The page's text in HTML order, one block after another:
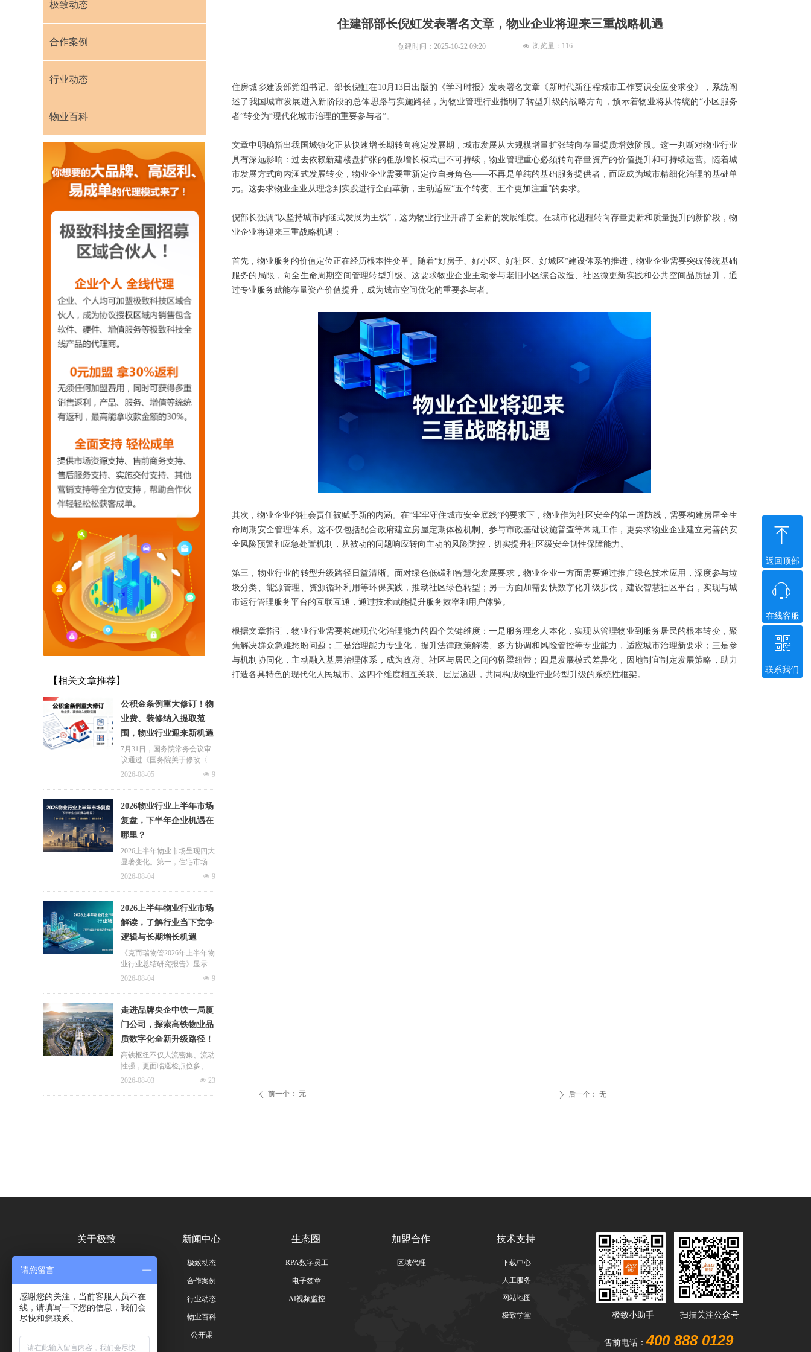
住建部部长倪虹发表署名文章，物业企业将迎来三重战略机遇
住房城乡建设部党组书记、部长倪虹在10月13日出版的《学习时报》发表署名文章《新时代新征程城市工作要识变应变求变》，系统阐
述了我国城市发展进入新阶段的总体思路与实施路径，为物业管理行业指明了转型升级的战略方向，预示着物业将从传统的“小区服务
者”转变为“现代化城市治理的重要参与者”。
文章中明确指出我国城镇化正从快速增长期转向稳定发展期，城市发展从大规模增量扩张转向存量提质增效阶段。这一判断对物业行业
具有深远影响：过去依赖新建楼盘扩张的粗放增长模式已不可持续，物业管理重心必须转向存量资产的价值提升和可持续运营。随着城
市发展方式向内涵式发展转变，物业企业需要重新定位自身角色——不再是单纯的基础服务提供者，而应成为城市精细化治理的基础单
元。这要求物业企业从理念到实践进行全面革新，主动适应“五个转变、五个更加注重”的要求。
倪部长强调“以坚持城市内涵式发展为主线”，这为物业行业开辟了全新的发展维度。在城市化进程转向存量更新和质量提升的新阶段，物
业企业将迎来三重战略机遇：
首先，物业服务的价值定位正在经历根本性变革。随着“好房子、好小区、好社区、好城区”建设体系的推进，物业企业需要突破传统基础
服务的局限，向全生命周期空间管理转型升级。这要求物业企业主动参与老旧小区综合改造、社区微更新实践和公共空间品质提升，通
过专业服务赋能存量资产价值提升，成为城市空间优化的重要参与者。
其次，物业企业的社会责任被赋予新的内涵。在“牢牢守住城市安全底线”的要求下，物业作为社区安全的第一道防线，需要构建房屋全生
命周期安全管理体系。这不仅包括配合政府建立房屋定期体检机制、参与市政基础设施普查等常规工作，更要求物业企业建立完善的安
全风险预警和应急处置机制，从被动的问题响应转向主动的风险防控，切实提升社区级安全韧性保障能力。
第三，物业行业的转型升级路径日益清晰。面对绿色低碳和智慧化发展要求，物业企业一方面需要通过推广绿色技术应用，深度参与垃
圾分类、能源管理、资源循环利用等环保实践，推动社区绿色转型；另一方面加需要快数字化升级步伐，建设智慧社区平台，实现与城
市运行管理服务平台的互联互通，通过技术赋能提升服务效率和用户体验。
根据文章指引，物业行业需要构建现代化治理能力的四个关键维度：一是服务理念人本化，实现从管理物业到服务居民的根本转变，聚
焦解决群众急难愁盼问题；二是治理能力专业化，提升法律政策解读、多方协调和风险管控等专业能力，适应城市治理新要求；三是参
与机制协同化，主动融入基层治理体系，成为政府、社区与居民之间的桥梁纽带；四是发展模式差异化，因地制宜制定发展策略，助力
打造各具特色的现代化人民城市。这四个维度相互关联、层层递进，共同构成物业行业转型升级的系统性框架。
创建时间： 2025-10-22 09:20
ꄴ 前一个： 无 ꄲ 后一个： 无
极致动态
合作案例
行业动态
物业百科
넶 浏览量： 116
【相关文章推荐】
公积金条例重大修订！物
业费、装修纳入提取范
围，物业行业迎来新机遇
7月31日，国务院常务会议审
议通过《国务院关于修改〈住
房公积金管理条例〉的决定
景迎来历史性扩容。提取情形
由原有6种拓展至9种，新增装
修自住住房、支付自住住房物
业费两大民生场景，同时设置
兜底条款支持其他合规住房消
费。这项顶层政策调整，不仅
惠及亿万缴存职工，也将深度
业。
넶 9
2026-08-05
2026物业行业上半年市场
复盘，下半年企业机遇在
哪里？
2026上半年物业市场呈现四大
显著变化。第一，住宅市场全
面进入存量化周期，老旧小区
零散老旧小区运营成本高、单
独经营难以盈利，连片整合、
片区化托管成为主流模式，政
企协同搭建长效运营机制，依
托社区增值服务反哺基础物业
服务，形成可持续经营闭环。
넶 9
2026-08-04
2026上半年物业行业市场
解读，了解行业当下竞争
逻辑与长期增长机遇
《克而瑞物管2026年上半年物
业行业总结研究报告》显示，
新房交付规模持续收缩，存量
最大课题。以上海为标杆，全
国超16座城市落地团购物业、
连片治理、政企协同新模式，
破解小区体量小、收费低、运
营亏损、无人接管难题。
넶 9
2026-08-04
走进品牌央企中铁一局厦
门公司，探索高铁物业品
质数字化全新升级路径！
高铁枢纽不仅人流密集、流动
性强，更面临巡检点位多、频
次高、覆盖广、标准严等多重
厦门公司的实际运营情况，为
工单等状态，并智能督办超时
넶 23
2026-08-03
区域代理
极致动态
合作案例
行业动态
物业百科
公开课
联系我们
关于极致 新闻中心 生态圈 加盟合作 技术支持
极致小助手 扫描关注公众号
售前电话：400 888 0129
下载中心
人工服务
网站地图
极致学堂
RPA数字员工
电子签章
AI视频监控
在线客服
ꁱ
返回顶部
ꁸ
联系我们
ꀥ
微信二维码
请您留言
感谢您的关注，当前客服人员不在
线，请填写一下您的信息，我们会
尽快和您联系。